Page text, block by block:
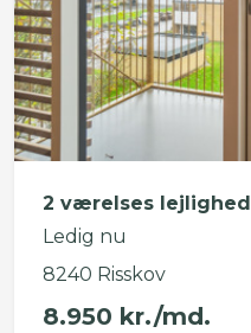
2 værelses lejlighed
Ledig nu
8240 Risskov
8.950 kr./md.